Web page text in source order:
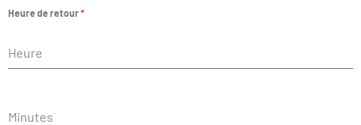
Heure de retour*
Heure
Minutes